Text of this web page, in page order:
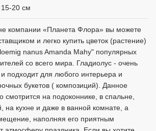
15-20 см
компании «Планета Флора» вы можете
и легко купить цветок (растение)
nanus Amanda Mahy" популярных
со всего мира. Гладиолус - очень
подходит для любого интерьера и
букетов ( композиций). Данное
смотрится на подоконнике, в спальне,
на кухне и даже в ванной комнате, а
наполняя его приятным